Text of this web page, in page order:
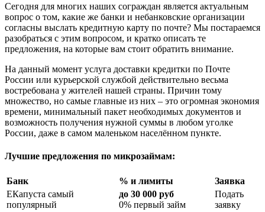
Сегодня для многих наших сограждан является актуальным
вопрос о том, какие же банки и небанковские организации
согласны выслать кредитную карту по почте? Мы постараемся
разобраться с этим вопросом, и кратко описать те
предложения, на которые вам стоит обратить внимание.
На данный момент услуга доставки кредитки по Почте
России или курьерской службой действительно весьма
востребована у жителей нашей страны. Причин тому
множество, но самые главные из них – это огромная экономия
времени, минимальный пакет необходимых документов и
возможность получения нужной суммы в любом уголке
России, даже в самом маленьком населённом пункте.
Лучшие предложения по микрозаймам:
Банк % и лимиты
Заявка
ЕКапуста самый
популярный
до 30 000 руб
0% первый займ
Подать
заявку